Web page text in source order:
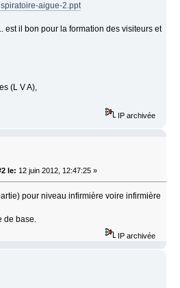
aigue-2.ppt
est il bon pour la formation des visiteurs et
(L V A),
IP archivée
le: 12 juin 2012, 12:47:25 »
pour niveau infirmière voire infirmière
de base.
IP archivée